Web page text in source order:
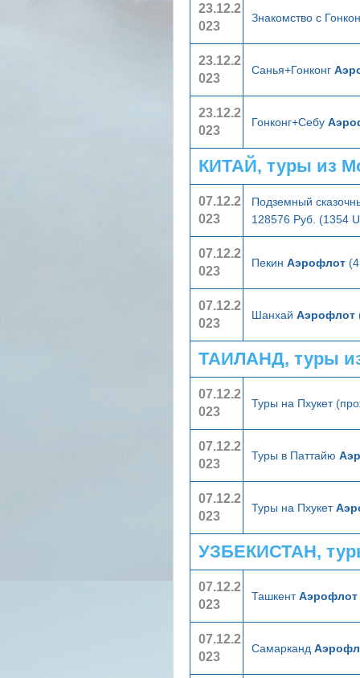
23.12.2
023
Знакомство с
23.12.2
023
Санья+Гонконг
23.12.2
023
Гонконг+Себу
КИТАЙ, туры из
07.12.2
023
Подземный
128576 Руб. (1354
07.12.2
023
Пекин Аэрофлот
07.12.2
023
Шанхай Аэрофлот
ТАИЛАНД, туры
07.12.2
023
Туры на Пхукет
07.12.2
023
Туры в Паттайю
07.12.2
023
Туры на Пхукет
УЗБЕКИСТАН,
07.12.2
023
ТашкентАэрофлот
07.12.2
023
Самарканд